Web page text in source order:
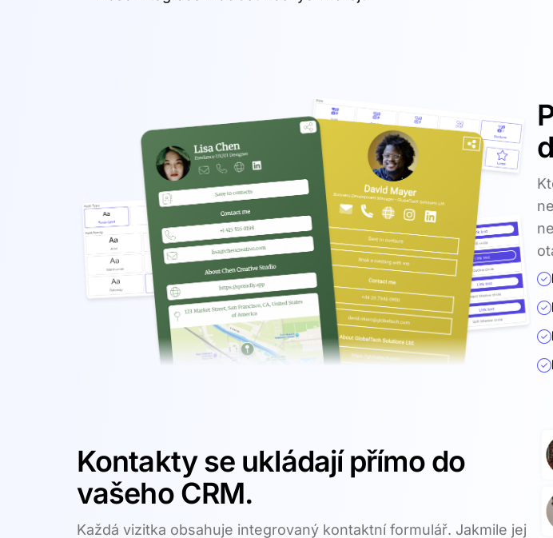
Kontakty se ukládají přímo do
vašeho CRM.
Každá vizitka obsahuje integrovaný kontaktní formulář. Jakmile jej